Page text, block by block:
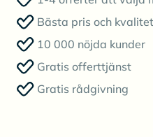
Bästa pris och kvalitet
10 000 nöjda kunder
Gratis offerttjänst
Gratis rådgivning